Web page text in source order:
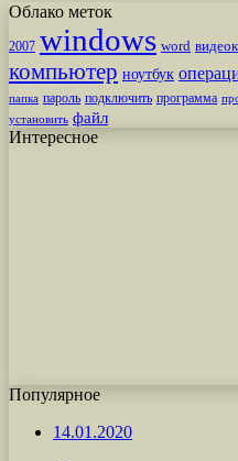
Облако меток
2007 windows word
компьютер ноутбук
папка пароль подключить программа
установить файл
Интересное
Популярное
14.01.2020